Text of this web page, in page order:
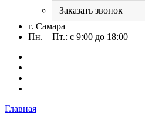
Заказать звонок
г. Самара
Пн. – Пт.: с 9:00 до 18:00
Главная